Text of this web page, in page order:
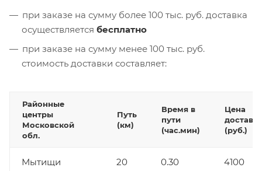
при заказе на сумму более 100 тыс. руб. доставка
осуществляется бесплатно
при заказе на сумму менее 100 тыс. руб.
стоимость доставки составляет:
Районные
центры
Московской
обл.
Путь
(км)
Время в
пути
(час.мин)
Цена
(руб.)
Мытищи 20 0.30 4100